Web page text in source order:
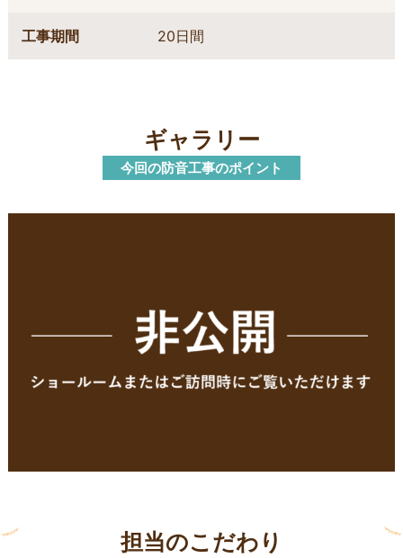
工事期間 20日間
ギャラリー
今回の防音工事のポイント
担当のこだわり